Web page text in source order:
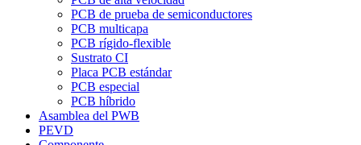
PCB de prueba de semiconductores
PCB multicapa
PCB rígido-flexible
Sustrato CI
Placa PCB estándar
PCB especial
PCB híbrido
Asamblea del PWB
PEVD